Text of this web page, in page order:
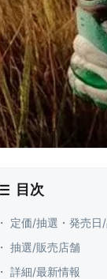
目次
・ 定価/抽選・発売
・ 抽選/販売店舗
・ 詳細/最新情報